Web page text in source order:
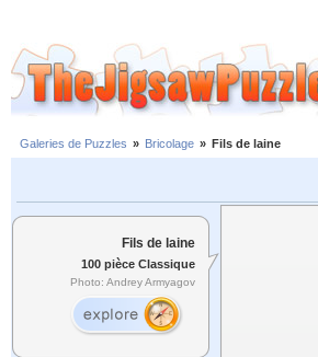
Galeries de Puzzles » Bricolage » Fils de laine
Fils de laine
100 pièce Classique
Photo: Andrey Armyagov